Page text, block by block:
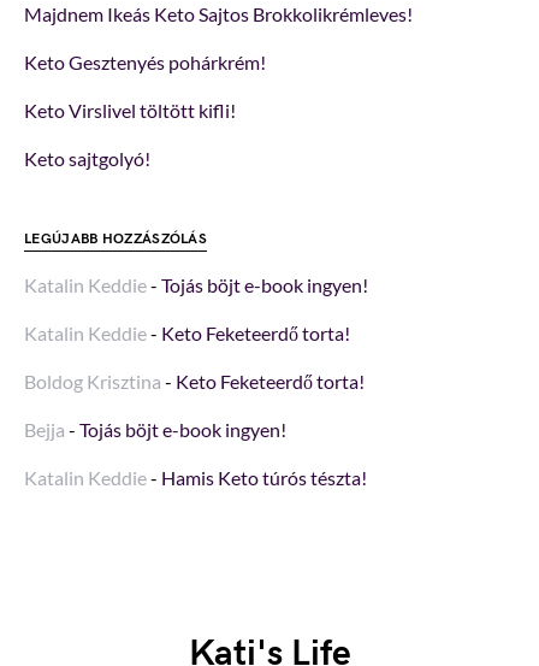
Majdnem Ikeás Keto Sajtos Brokkolikrémleves!
Keto Gesztenyés pohárkrém!
Keto Virslivel töltött kifli!
Keto sajtgolyó!
LEGÚJABB HOZZÁSZÓLÁS
Katalin Keddie- Tojás böjt e-book ingyen!
Katalin Keddie- Keto Feketeerdő torta!
Boldog Krisztina - Keto Feketeerdő torta!
Bejja - Tojás böjt e-book ingyen!
Katalin Keddie- Hamis Keto túrós tészta!
Kati's Life